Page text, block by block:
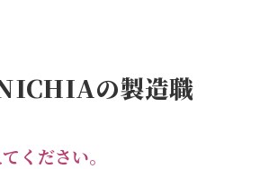
の製造職
ください。